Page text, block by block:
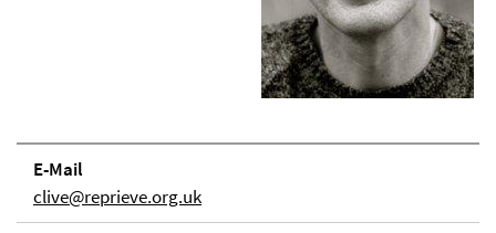
E-Mail
clive@reprieve.org.uk